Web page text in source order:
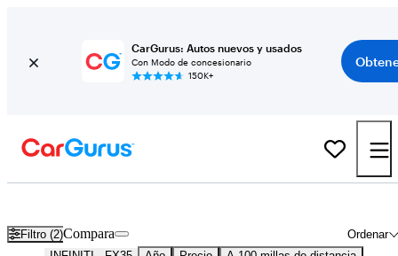
CarGurus: Autos nuevos y usados
Con Modo de concesionario
150K+
Filtro (2) Ordenar
Compara